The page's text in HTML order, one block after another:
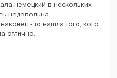
немецкий в нескольких
недовольна
- то нашла того, кого
отлично.